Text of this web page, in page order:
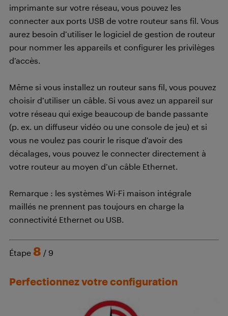
imprimante sur votre réseau, vous pouvez les
connecter aux ports USB de votre routeur sans fil. Vous
aurez besoin d’utiliser le logiciel de gestion de routeur
pour nommer les appareils et configurer les privilèges
d’accès.
Même si vous installez un routeur sans fil, vous pouvez
choisir d’utiliser un câble. Si vous avez un appareil sur
votre réseau qui exige beaucoup de bande passante
(p. ex. un diffuseur vidéo ou une console de jeu) et si
vous ne voulez pas courir le risque d’avoir des
décalages, vous pouvez le connecter directement à
votre routeur au moyen d’un câble Ethernet.
Remarque : les systèmes Wi-Fi maison intégrale
maillés ne prennent pas toujours en charge la
connectivité Ethernet ou USB.
Étape 8 / 9
Perfectionnez votre configuration